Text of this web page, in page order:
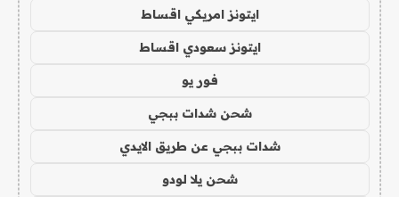
ايتونز امريكي اقساط
ايتونز سعودي اقساط
فور يو
شحن شدات ببجي
شدات ببجي عن طريق الايدي
شحن يلا لودو